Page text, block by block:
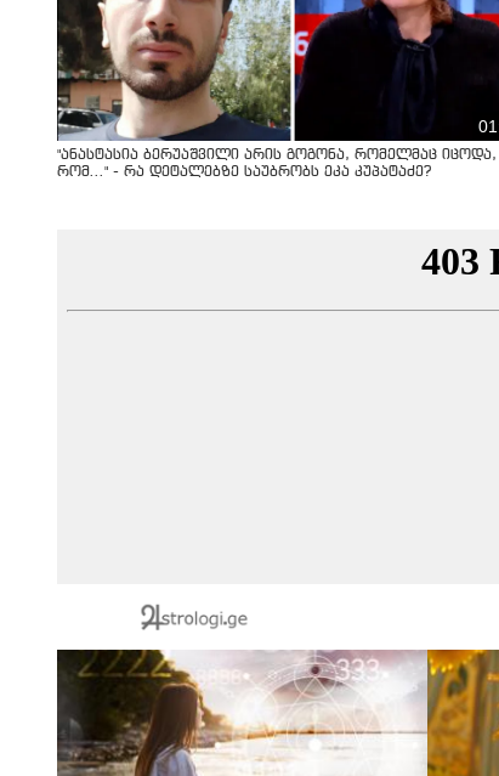
"ანასტასია ბერუაშვილი არის გოგონა, რომელმაც იცოდა,
რომ..." - რა დეტალებზე საუბრობს ეკა კუპატაძე?